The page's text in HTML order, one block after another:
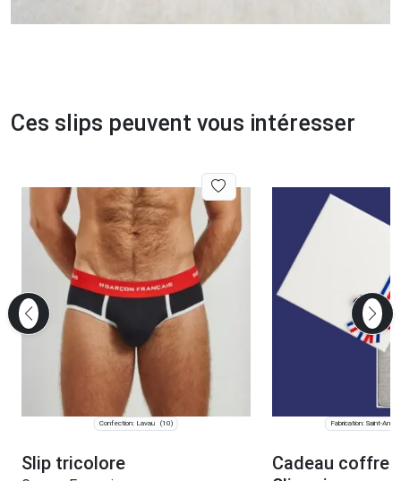
Ces slips peuvent vous intéresser
Confection: Lavau (10)
Slip tricolore
Fabrication: Saint-
Cadeau coffret